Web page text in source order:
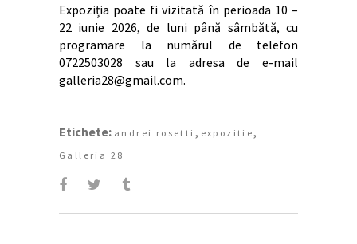
Expoziția poate fi vizitată în perioada 10 –
22 iunie 2026, de luni până sâmbătă, cu
programare la numărul de telefon
0722503028 sau la adresa de e-mail
galleria28@gmail.com.
Etichete: andrei rosetti , expozitie ,
Galleria 28